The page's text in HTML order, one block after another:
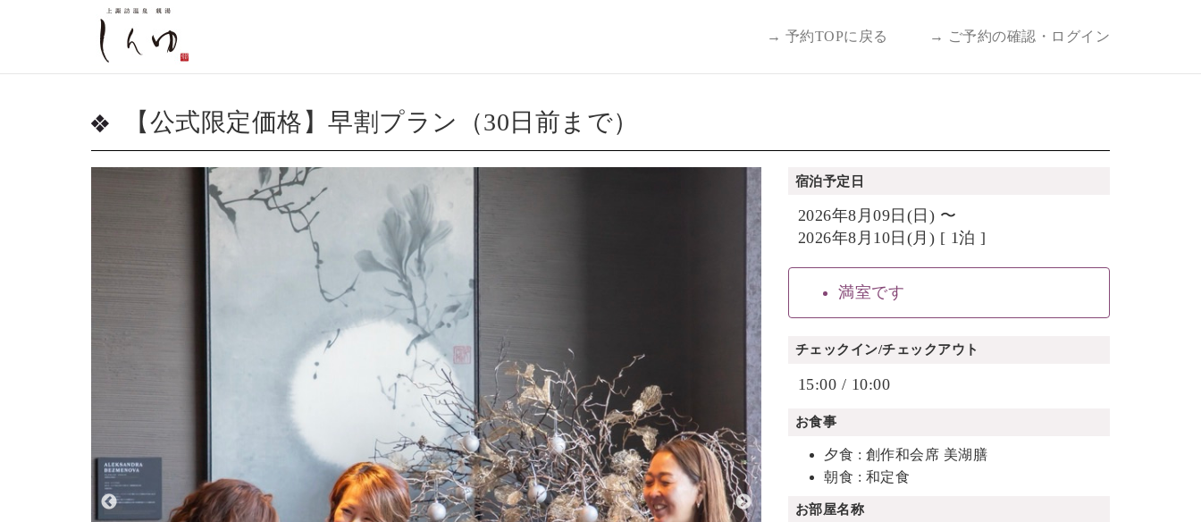
→ 予約TOPに戻る → ご予約の確認・ログイン
【公式限定価格】早割プラン（30日前まで）
宿泊予定日
2026年8月09日(日) 〜
2026年8月10日(月) [ 1泊 ]
満室です
チェックイン/チェックアウト
15:00 / 10:00
お食事
夕食 : 創作和会席 美湖膳
朝食 : 和定食
お部屋名称